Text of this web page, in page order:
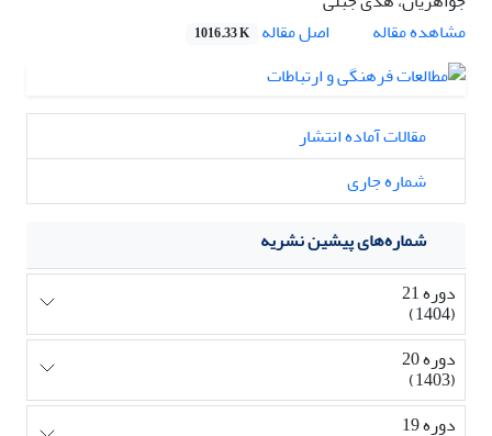
مشاهده مقاله
اصل مقاله 1016.33 K
مقالات آماده انتشار
شماره جاری
شماره‌های پیشین نشریه
دوره 21
(1404)
دوره 20
(1403)
دوره 19